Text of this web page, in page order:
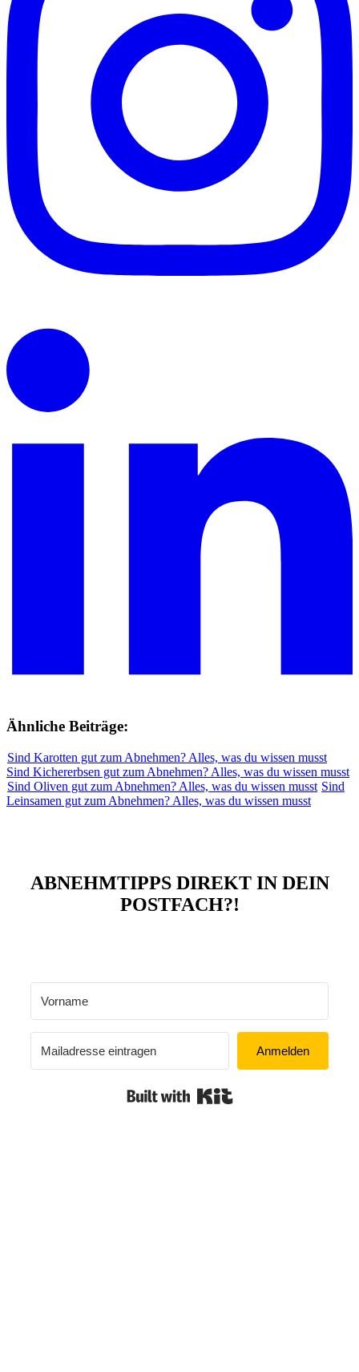
Ähnliche Beiträge:
Sind Karotten gut zum Abnehmen? Alles, was du wissen musst
Sind Kichererbsen gut zum Abnehmen? Alles, was du wissen musst
Sind Oliven gut zum Abnehmen? Alles, was du wissen musst Sind
Leinsamen gut zum Abnehmen? Alles, was du wissen musst
ABNEHMTIPPS DIREKT IN DEIN
POSTFACH?!
Anmelden